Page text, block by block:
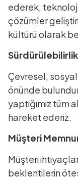
ederek,
çözümler
kültürü olarak
Çevresel,
önünde
yaptığımız tüm
hareket ederiz.
Müşteri
Müşteri
beklentilerin